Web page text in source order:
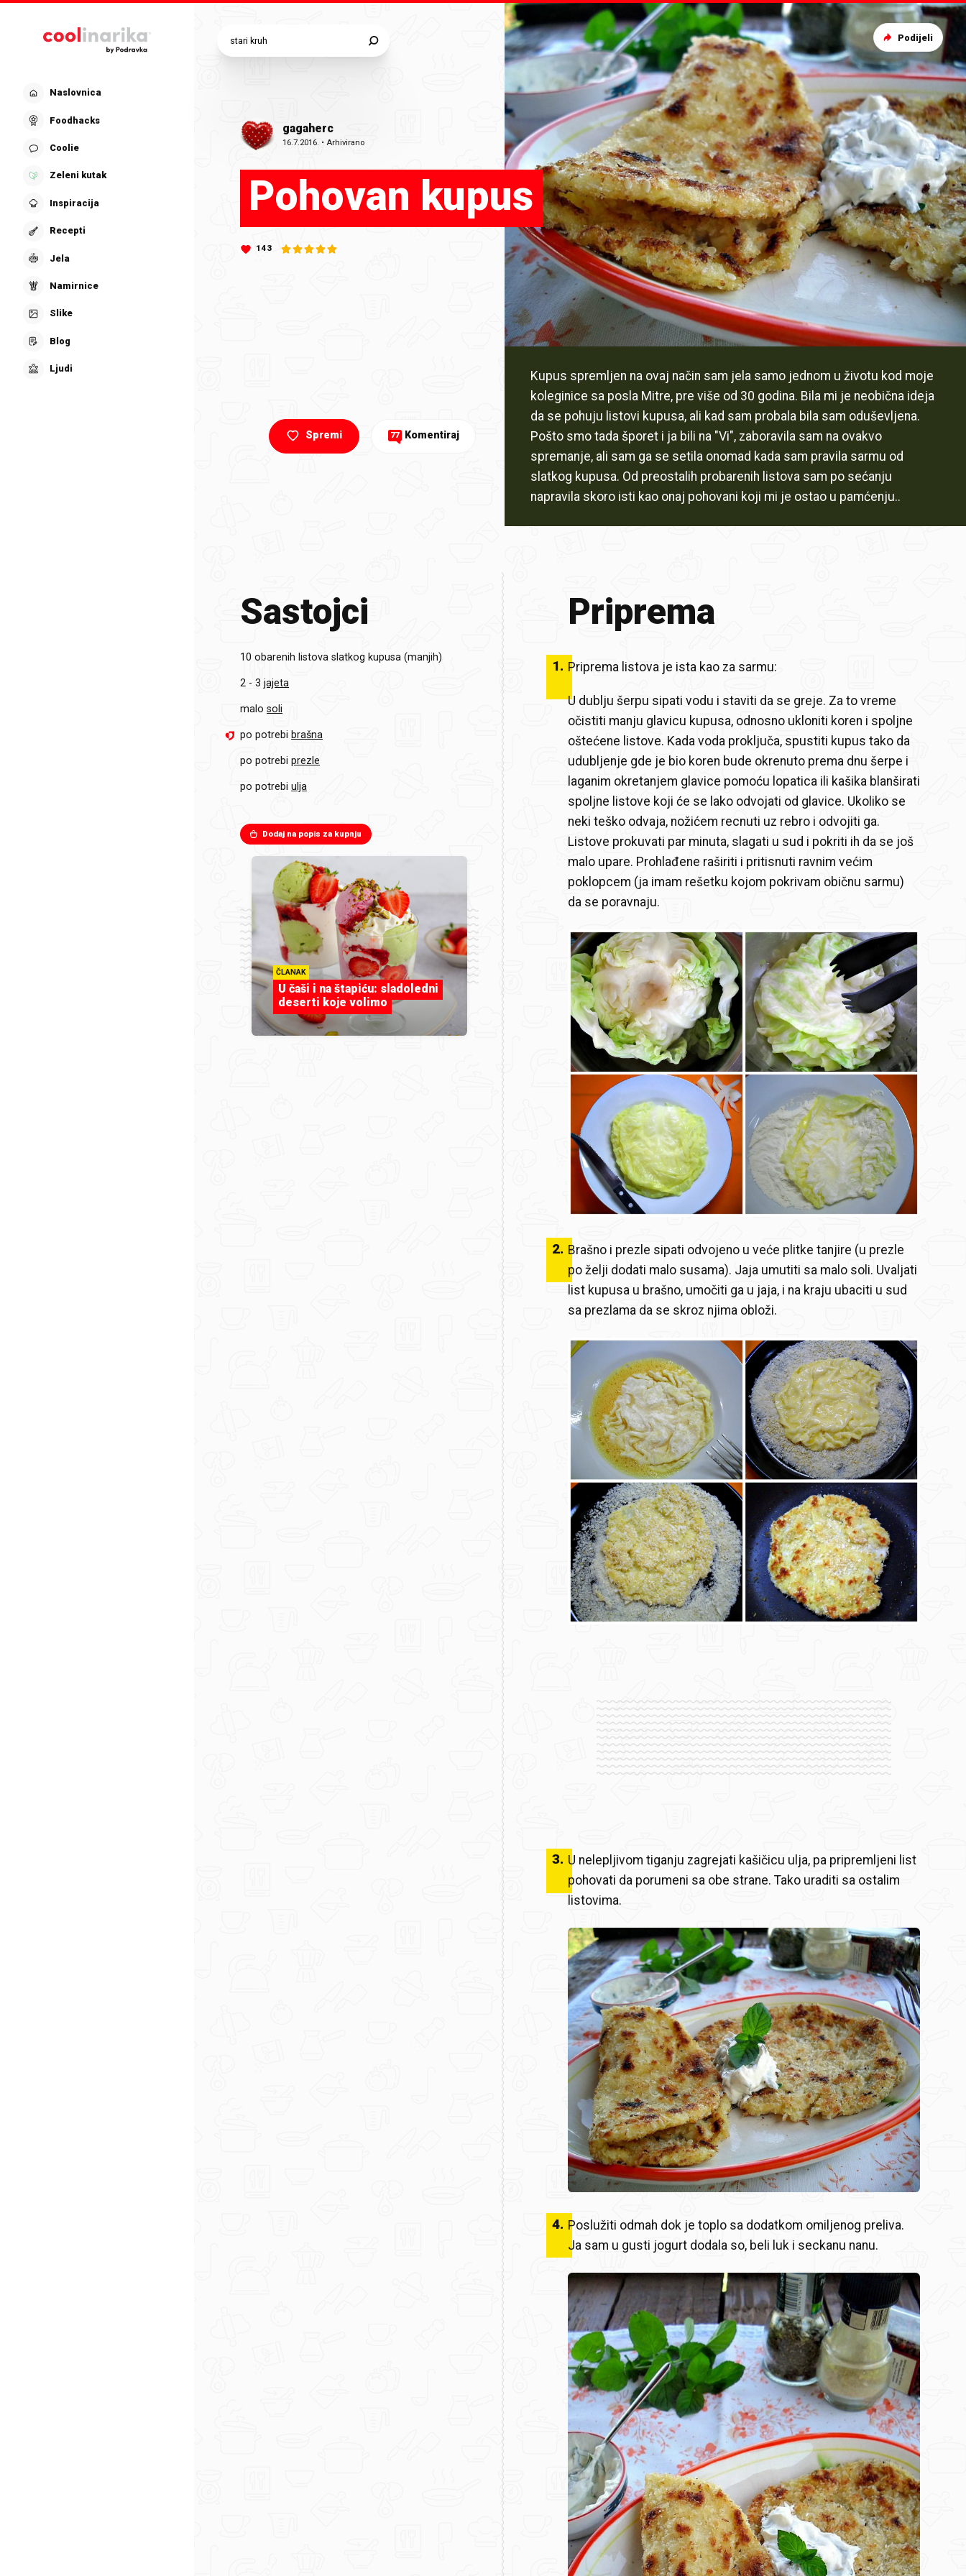
Naslovnica
Foodhacks
Coolie
Zeleni kutak
Inspiracija
Recepti
Jela
Namirnice
Slike
Blog
Ljudi
gagaherc
16.7.2016. •Arhivirano
Pohovan kupus
143
Kupus spremljen na ovaj način sam jela samo jednom u životu kod moje
koleginice sa posla Mitre, pre više od 30 godina. Bila mi je neobična ideja
da se pohuju listovi kupusa, ali kad sam probala bila sam oduševljena.
Pošto smo tada šporet i ja bili na "Vi", zaboravila sam na ovakvo
spremanje, ali sam ga se setila onomad kada sam pravila sarmu od
slatkog kupusa. Od preostalih probarenih listova sam po sećanju
napravila skoro isti kao onaj pohovani koji mi je ostao u pamćenju..
Spremi 77 Komentiraj
Podijeli
Sastojci
10 obarenih listova slatkog kupusa (manjih)
2 - 3 jajeta
malo soli
po potrebi brašna
po potrebi prezle
po potrebi ulja
Dodaj na popis za kupnju
ČLANAK
U čaši i na štapiću: sladoledni
deserti koje volimo
Priprema
1. Priprema listova je ista kao za sarmu:
U dublju šerpu sipati vodu i staviti da se greje. Za to vreme
očistiti manju glavicu kupusa, odnosno ukloniti koren i spoljne
oštećene listove. Kada voda proključa, spustiti kupus tako da
udubljenje gde je bio koren bude okrenuto prema dnu šerpe i
laganim okretanjem glavice pomoću lopatica ili kašika blanširati
spoljne listove koji će se lako odvojati od glavice. Ukoliko se
neki teško odvaja, nožićem recnuti uz rebro i odvojiti ga.
Listove prokuvati par minuta, slagati u sud i pokriti ih da se još
malo upare. Prohlađene raširiti i pritisnuti ravnim većim
poklopcem (ja imam rešetku kojom pokrivam običnu sarmu)
da se poravnaju.
2. Brašno i prezle sipati odvojeno u veće plitke tanjire (u prezle
po želji dodati malo susama). Jaja umutiti sa malo soli. Uvaljati
list kupusa u brašno, umočiti ga u jaja, i na kraju ubaciti u sud
sa prezlama da se skroz njima obloži.
3. U nelepljivom tiganju zagrejati kašičicu ulja, pa pripremljeni list
pohovati da porumeni sa obe strane. Tako uraditi sa ostalim
listovima.
4. Poslužiti odmah dok je toplo sa dodatkom omiljenog preliva.
Ja sam u gusti jogurt dodala so, beli luk i seckanu nanu.